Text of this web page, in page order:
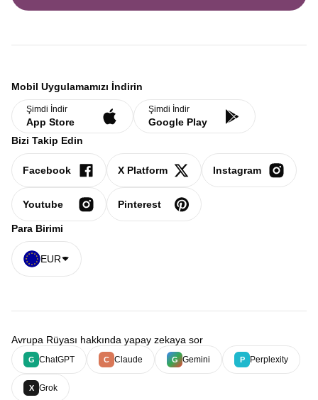
Mobil Uygulamamızı İndirin
Şimdi İndir
App Store
Şimdi İndir
Google Play
Bizi Takip Edin
Facebook X Platform Instagram
Youtube Pinterest
Para Birimi
EUR
Avrupa Rüyası hakkında yapay zekaya sor
G ChatGPT C Claude G Gemini P Perplexity
X Grok